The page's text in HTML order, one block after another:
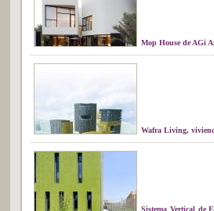
Mop House de AGi
Wafra Living,
Sistema Vertical de